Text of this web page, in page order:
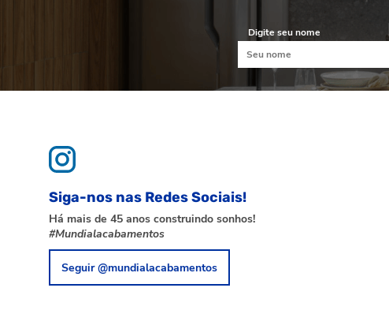
Digite seu nome
Siga-nos nas Redes Sociais!
Há mais de 45 anos construindo sonhos!
#Mundialacabamentos
Seguir @mundialacabamentos